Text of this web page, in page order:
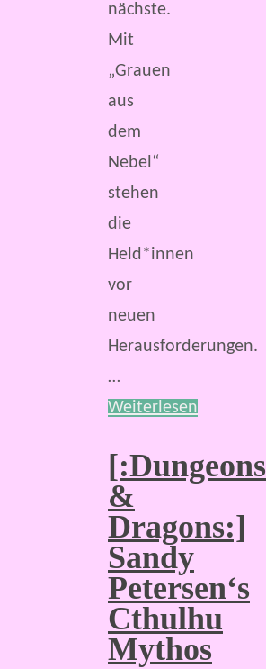
nächste.
Mit
„Grauen
aus
dem
Nebel“
stehen
die
Held*innen
vor
neuen
Herausforderungen.
…
Weiterlesen
[:Dungeons
&
Dragons:]
Sandy
Petersen‘s
Cthulhu
Mythos